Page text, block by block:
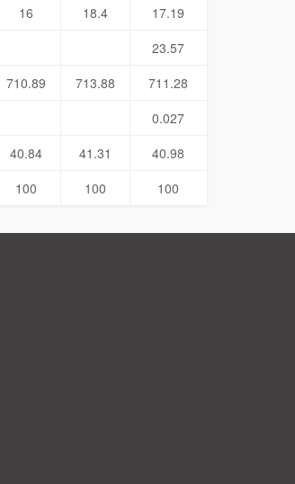
16 18.4
17.19
23.57
710.89 713.88
711.28
0.027
40.84 41.31
40.98
100 100 100